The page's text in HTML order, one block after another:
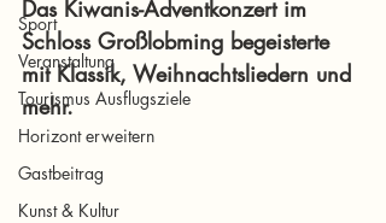
Sport
Veranstaltung
Tourismus Ausflugsziele
Horizont erweitern
Gastbeitrag
Kunst & Kultur
Das Kiwanis-Adventkonzert im
Schloss Großlobming begeisterte
mit Klassik, Weihnachtsliedern und
mehr.